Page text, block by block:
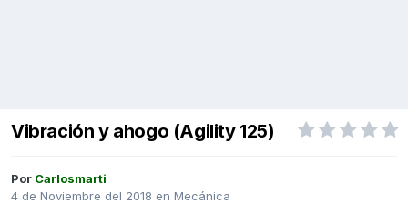
Vibración y ahogo (Agility 125)
Por Carlosmarti
4 de Noviembre del 2018 en Mecánica